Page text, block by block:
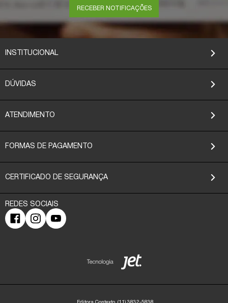
RECEBER NOTIFICAÇÕES
INSTITUCIONAL
DÚVIDAS
ATENDIMENTO
FORMAS DE PAGAMENTO
CERTIFICADO DE SEGURANÇA